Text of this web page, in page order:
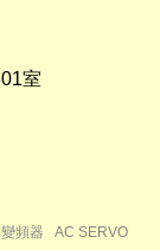
室
變頻器
AC SERVO